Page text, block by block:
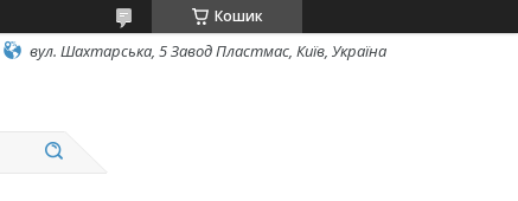
Кошик
вул. Шахтарська, 5 Завод Пластмас, Київ, Україна